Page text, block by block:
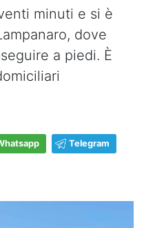
minuti e si è
dove
a piedi. È
Telegram